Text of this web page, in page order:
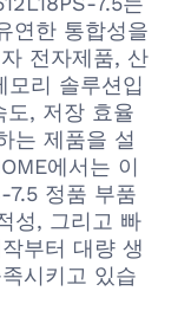
연한 통합성을
전자제품, 산
리 솔루션입
도, 저장 효율
는 제품을 설
에서는 이
7.5 정품 부품
성, 그리고 빠
부터 대량 생
시키고 있습